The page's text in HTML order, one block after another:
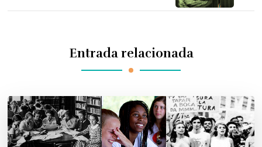
Entrada relacionada